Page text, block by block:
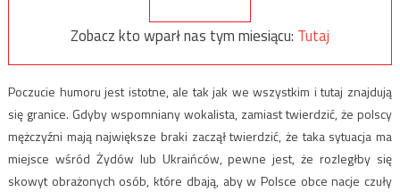
Zobacz kto wparł nas tym miesiącu: Tutaj
Poczucie humoru jest istotne, ale tak jak we wszystkim i tutaj znajdują
się granice. Gdyby wspomniany wokalista, zamiast twierdzić, że polscy
mężczyźni mają największe braki zaczął twierdzić, że taka sytuacja ma
miejsce wśród Żydów lub Ukraińców, pewne jest, że rozległby się
skowyt obrażonych osób, które dbają, aby w Polsce obce nacje czuły